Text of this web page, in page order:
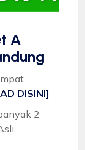
A
DISINI]
2